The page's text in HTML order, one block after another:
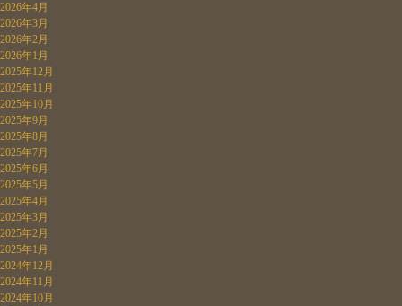
2026年4月
2026年3月
2026年2月
2026年1月
2025年12月
2025年11月
2025年10月
2025年9月
2025年8月
2025年7月
2025年6月
2025年5月
2025年4月
2025年3月
2025年2月
2025年1月
2024年12月
2024年11月
2024年10月